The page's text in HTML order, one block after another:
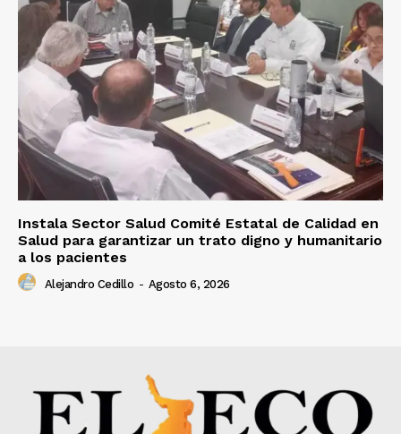
Instala Sector Salud Comité Estatal de Calidad en
Salud para garantizar un trato digno y humanitario
a los pacientes
Alejandro Cedillo - Agosto 6, 2026